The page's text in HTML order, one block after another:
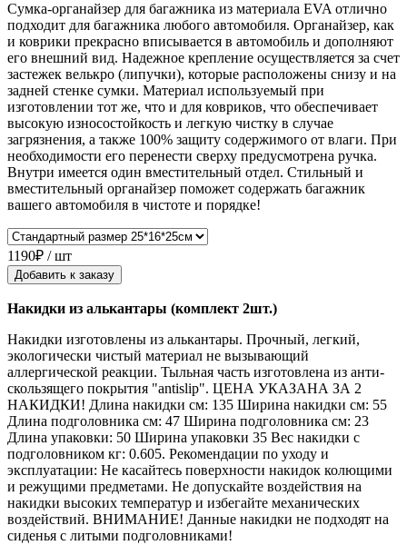
Сумка-органайзер для багажника из материала EVA отлично
подходит для багажника любого автомобиля. Органайзер, как
и коврики прекрасно вписывается в автомобиль и дополняют
его внешний вид. Надежное крепление осуществляется за счет
застежек велькро (липучки), которые расположены снизу и на
задней стенке сумки. Материал используемый при
изготовлении тот же, что и для ковриков, что обеспечивает
высокую износостойкость и легкую чистку в случае
загрязнения, а также 100% защиту содержимого от влаги. При
необходимости его перенести сверху предусмотрена ручка.
Внутри имеется один вместительный отдел. Стильный и
вместительный органайзер поможет содержать багажник
вашего автомобиля в чистоте и порядке!
1190₽ / шт
Добавить к заказу
Накидки из алькантары (комплект 2шт.)
Накидки изготовлены из алькантары. Прочный, легкий,
экологически чистый материал не вызывающий
аллергической реакции. Тыльная часть изготовлена из анти-
скользящего покрытия "antislip". ЦЕНА УКАЗАНА ЗА 2
НАКИДКИ! Длина накидки см: 135 Ширина накидки см: 55
Длина подголовника см: 47 Ширина подголовника см: 23
Длина упаковки: 50 Ширина упаковки 35 Вес накидки с
подголовником кг: 0.605. Рекомендации по уходу и
эксплуатации: Не касайтесь поверхности накидок колющими
и режущими предметами. Не допускайте воздействия на
накидки высоких температур и избегайте механических
воздействий. ВНИМАНИЕ! Данные накидки не подходят на
сиденья с литыми подголовниками!